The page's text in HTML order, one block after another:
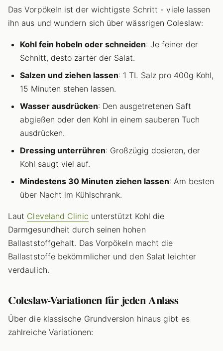
Das Vorpökeln ist der wichtigste Schritt - viele lassen
ihn aus und wundern sich über wässrigen Coleslaw:
Kohl fein hobeln oder schneiden: Je feiner der
Schnitt, desto zarter der Salat.
Salzen und ziehen lassen: 1 TL Salz pro 400g Kohl,
15 Minuten stehen lassen.
Wasser ausdrücken: Den ausgetretenen Saft
abgießen oder den Kohl in einem sauberen Tuch
ausdrücken.
Dressing unterrühren: Großzügig dosieren, der
Kohl saugt viel auf.
Mindestens 30 Minuten ziehen lassen: Am besten
über Nacht im Kühlschrank.
Laut Cleveland Clinic unterstützt Kohl die
Darmgesundheit durch seinen hohen
Ballaststoffgehalt. Das Vorpökeln macht die
Ballaststoffe bekömmlicher und den Salat leichter
verdaulich.
Coleslaw-Variationen für jeden Anlass
Über die klassische Grundversion hinaus gibt es
zahlreiche Variationen: